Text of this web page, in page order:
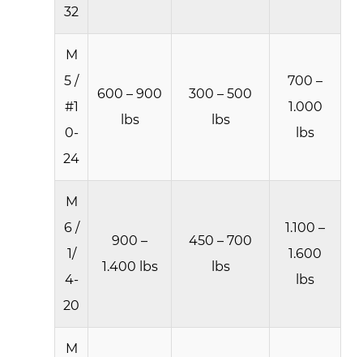
Büyük
Flanş:
Flanş
Stili
Mukavemeti
mi?
7
Pratik
Yük
Örnekleri:
Perçin
Somunları
İçin
32
M
5 /
#1
0-
24
600 – 900
lbs
300 – 500
lbs
700 –
1.000
lbs
M
6 /
1/
4-
20
900 –
1.400 lbs
450 – 700
lbs
1.100 –
1.600
lbs
M